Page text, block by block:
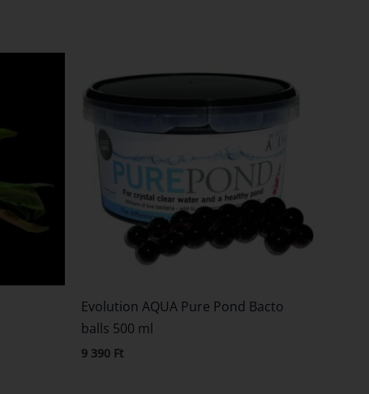
Evolution AQUA Pure Pond Bacto
balls 500 ml
9 390 Ft